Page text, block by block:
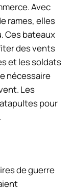
Avec
rames, elles
Ces bateaux
des vents
et les soldats
nécessaire
Les
pour
de guerre